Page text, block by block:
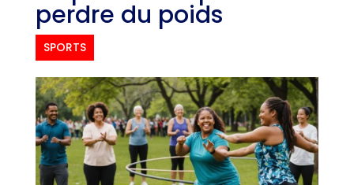
perdre du poids
SPORTS